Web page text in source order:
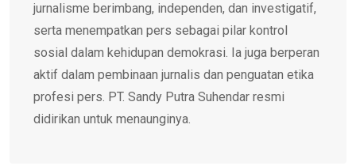
jurnalisme berimbang, independen, dan investigatif,
serta menempatkan pers sebagai pilar kontrol
sosial dalam kehidupan demokrasi. Ia juga berperan
aktif dalam pembinaan jurnalis dan penguatan etika
profesi pers. PT. Sandy Putra Suhendar resmi
didirikan untuk menaunginya.